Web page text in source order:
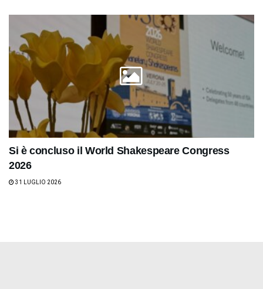
Si è concluso il World Shakespeare Congress
2026
31 LUGLIO 2026